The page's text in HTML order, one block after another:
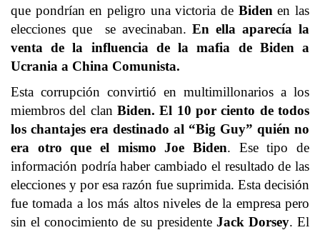
que pondrían en peligro una victoria de Bidenen las
elecciones que se avecinaban.En ella aparecía la
venta de la influencia de la mafia de Biden a
Ucrania a China Comunista.
Esta corrupción convirtió en multimillonarios a los
miembros del clan Biden. El 10 por ciento de todos
los chantajes era destinado al “Big Guy” quién no
era otro que el mismo Joe Biden. Ese tipo de
información podría haber cambiado el resultado de las
elecciones y por esa razón fue suprimida. Esta decisión
fue tomada a los más altos niveles de la empresa pero
sin el conocimiento de su presidente Jack Dorsey. El